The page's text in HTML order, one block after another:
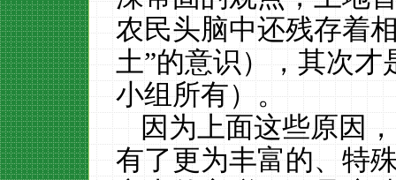
农民头脑中还残存着
土”的意识），其次
小组所有）。
因为上面这些原因，
有了更为丰富的、特